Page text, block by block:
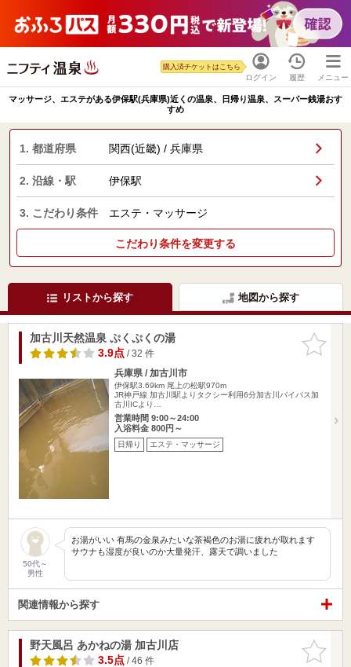
ログイン
購入済チケットはこちら
履歴 メニュー
マッサージ、エステがある伊保駅(兵庫県)近くの温泉、日帰り温泉、スーパー銭湯おす
すめ
1. 都道府県 関西(近畿) / 兵庫県
2. 沿線・駅 伊保駅
3. こだわり条件 エステ・マッサージ
こだわり条件を変更する
リストから探す 地図から探す
お気に入
りに追加
加古川天然温泉 ぷくぷくの湯
3.9点/ 32 件
兵庫県 / 加古川市
伊保駅3.69km 尾上の松駅970m
JR神戸線 加古川駅よりタクシー利用6分加古川バイパス加
古川ICより…
営業時間 9:00～24:00
入浴料金 800円～
日帰り エステ・マッサージ
50代～
男性
お湯がいい 有馬の金泉みたいな茶褐色のお湯に疲れが取れます
サウナも湿度が良いのか大量発汗、露天で調いました
関連情報から探す
お気に入
りに追加
野天風呂 あかねの湯 加古川店
3.5点/ 46 件